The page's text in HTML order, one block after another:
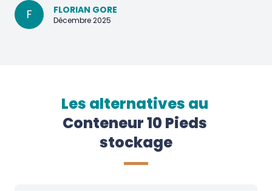
F FLORIAN GORE
Décembre 2025
Les alternatives au
Conteneur 10 Pieds
stockage